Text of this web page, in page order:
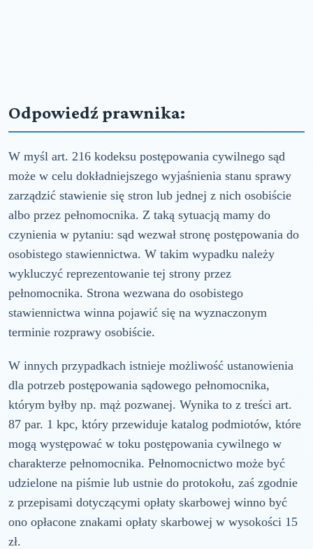
Odpowiedź prawnika:
W myśl art. 216 kodeksu postępowania cywilnego sąd
może w celu dokładniejszego wyjaśnienia stanu sprawy
zarządzić stawienie się stron lub jednej z nich osobiście
albo przez pełnomocnika. Z taką sytuacją mamy do
czynienia w pytaniu: sąd wezwał stronę postępowania do
osobistego stawiennictwa. W takim wypadku należy
wykluczyć reprezentowanie tej strony przez
pełnomocnika. Strona wezwana do osobistego
stawiennictwa winna pojawić się na wyznaczonym
terminie rozprawy osobiście.
W innych przypadkach istnieje możliwość ustanowienia
dla potrzeb postępowania sądowego pełnomocnika,
którym byłby np. mąż pozwanej. Wynika to z treści art.
87 par. 1 kpc, który przewiduje katalog podmiotów, które
mogą występować w toku postępowania cywilnego w
charakterze pełnomocnika. Pełnomocnictwo może być
udzielone na piśmie lub ustnie do protokołu, zaś zgodnie
z przepisami dotyczącymi opłaty skarbowej winno być
ono opłacone znakami opłaty skarbowej w wysokości 15
zł.